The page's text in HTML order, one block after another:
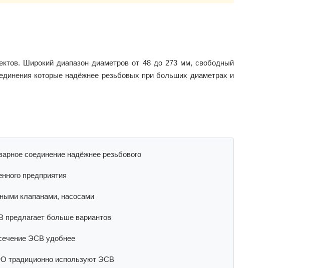
Широкий диапазон диаметров от 48 до 273 мм, свободный
которые надёжнее резьбовых при больших диаметрах и
соединение надёжнее резьбового
предприятия
клапанами, насосами
больше вариантов
ЭСВ удобнее
традиционно используют ЭСВ